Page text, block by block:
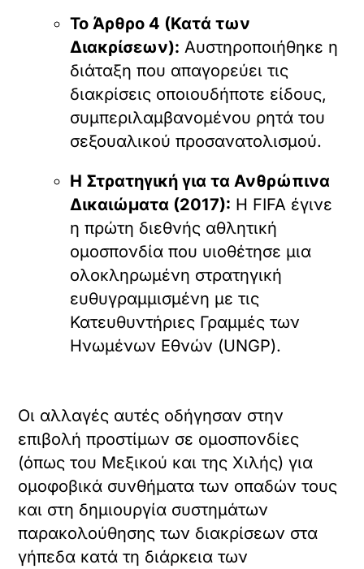
Το Άρθρο 4 (Κατά των
Διακρίσεων): Αυστηροποιήθηκε η
διάταξη που απαγορεύει τις
διακρίσεις οποιουδήποτε είδους,
συμπεριλαμβανομένου ρητά του
σεξουαλικού προσανατολισμού.
Η Στρατηγική για τα Ανθρώπινα
Δικαιώματα (2017): Η FIFA έγινε
η πρώτη διεθνής αθλητική
ομοσπονδία που υιοθέτησε μια
ολοκληρωμένη στρατηγική
ευθυγραμμισμένη με τις
Κατευθυντήριες Γραμμές των
Ηνωμένων Εθνών (UNGP).
Οι αλλαγές αυτές οδήγησαν στην
επιβολή προστίμων σε ομοσπονδίες
(όπως του Μεξικού και της Χιλής) για
ομοφοβικά συνθήματα των οπαδών τους
και στη δημιουργία συστημάτων
παρακολούθησης των διακρίσεων στα
γήπεδα κατά τη διάρκεια των